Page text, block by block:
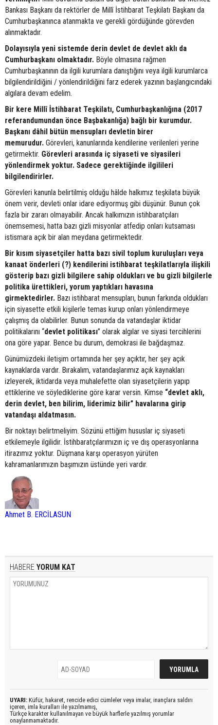
Bankası Başkanı da rektörler de Millî İstihbarat Teşkilatı Başkanı da
Cumhurbaşkanınca atanmakta ve gerekli gördüğünde görevden
alınmaktadır.
Dolayısıyla yeni sistemde derin devlet de devlet aklı da
Cumhurbaşkanı olmaktadır. Böyle olmasına rağmen
Cumhurbaşkanının da ilgili kurumlara danıştığını veya ilgili kurumlarca
bilgilendirildiğini / yönlendirildiğini farz ederek yazının başlangıcındaki
algılara devam edelim.
Bir kere Millî İstihbarat Teşkilatı, Cumhurbaşkanlığına (2017
referandumundan önce Başbakanlığa) bağlı bir kurumdur.
Başkanı dâhil bütün mensupları devletin birer
memurudur. Görevleri, kanunlarında kendilerine verilenleri yerine
getirmektir. Görevleri arasında iç siyaseti ve siyasileri
yönlendirmek yoktur. Sadece gerektiğinde ilgilileri
bilgilendirirler.
Görevleri kanunla belirtilmiş olduğu hâlde halkımız teşkilata büyük
önem verir, devleti onlar idare ediyormuş gibi düşünür. Bunun çok
fazla bir zararı olmayabilir. Ancak halkımızın istihbaratçıları
önemsemesi, hatta bazı gizli misyonlar atfedip onları kutsaması
istismara açık bir alan meydana getirmektedir.
Bir kısım siyasetçiler hatta bazı sivil toplum kuruluşları veya
kanaat önderleri (?) kendilerini istihbarat teşkilatlarıyla ilişkili
gösterip bazı gizli bilgilere sahip oldukları ve bu gizli bilgilerle
politika ürettikleri, yorum yaptıkları havasına
girmektedirler. Bazı istihbarat mensupları, bunun farkında oldukları
için siyasette etkili kişilerle temas kurup onları yönlendirmeye
çalışmış da olabilirler. Bunun sonunda da vatandaşlar iktidar
politikalarını “devlet politikası” olarak algılar ve siyasi tercihlerini
ona göre yapar. Bence bu durum, demokrasi ile bağdaşmaz.
Günümüzdeki iletişim ortamında her şey açıktır, her şey açık
kaynaklarda vardır. Bırakalım, vatandaşlarımız açık kaynakları
izleyerek, iktidarda veya muhalefette olan siyasetçilerin yapıp
ettiklerine ve söylediklerine göre karar versin. Kimse “devlet aklı,
derin devlet, ben bilirim, liderimiz bilir” havalarına girip
vatandaşı aldatmasın.
Bir noktayı belirtmeliyim. Sözünü ettiğim hususlar iç siyaseti
etkilemeyle ilgilidir. İstihbaratçılarımızın iç ve dış operasyonlarına
itirazımız yoktur. Düşmana karşı operasyon yürüten
kahramanlarımızın başımızın üstünde yeri vardır.
Ahmet B. ERCİLASUN
HABERE YORUM KAT
UYARI: Küfür, hakaret, rencide edici cümleler veya imalar, inançlara saldırı
içeren, imla kuralları ile yazılmamış,
Türkçe karakter kullanılmayan ve büyük harflerle yazılmış yorumlar
onaylanmamaktadır.